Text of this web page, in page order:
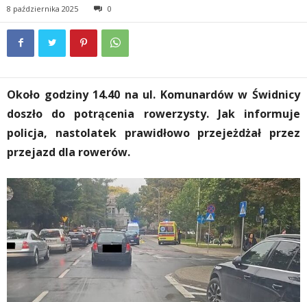
8 października 2025 0
Około godziny 14.40 na ul. Komunardów w Świdnicy
doszło do potrącenia rowerzysty. Jak informuje
policja, nastolatek prawidłowo przejeżdżał przez
przejazd dla rowerów.